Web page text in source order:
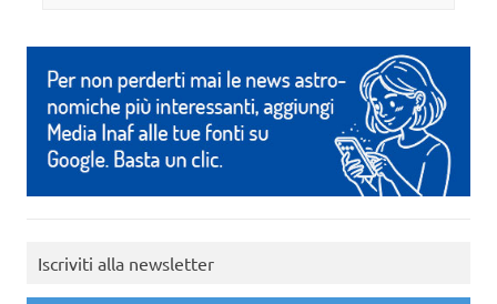
Iscriviti alla newsletter